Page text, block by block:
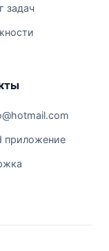
задач
приложение